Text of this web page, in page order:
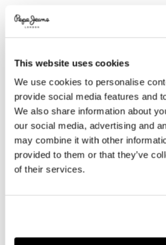
This website uses cookies
We use cookies to personalise
provide social media features and
We also share information about
our social media, advertising and
may combine it with other
provided to them or that they’ve
of their services.
Promotions
FARBEN:
GRÖßE AUSWÄHLEN:
XS S M L
Model trägt: S Größe des Models: 1.80 m
Größentabelle
Werktagen
im Store